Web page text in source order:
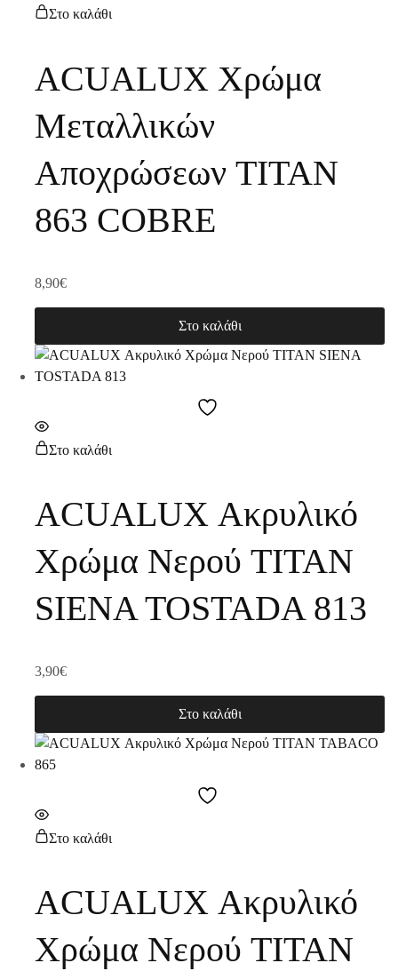
Στο καλάθι
ACUALUX Χρώμα
Μεταλλικών
Αποχρώσεων TITAN
863 COBRE
8,90€
Στο καλάθι
Στο καλάθι
ACUALUX Ακρυλικό
Χρώμα Νερού TITAN
SIENA TOSTADA 813
3,90€
Στο καλάθι
Στο καλάθι
ACUALUX Ακρυλικό
Χρώμα Νερού TITAN